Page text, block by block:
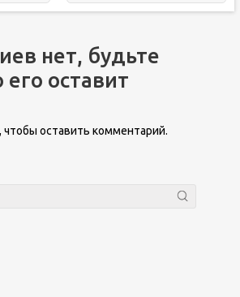
нет, будьте
оставит
, чтобы оставить комментарий.